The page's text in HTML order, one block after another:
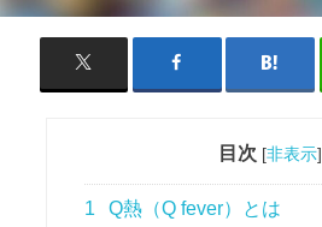
目次 [非表示]
1 Q熱（Q fever）とは